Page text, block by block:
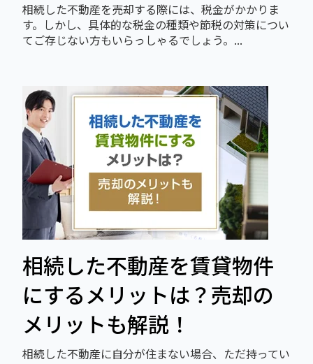
相続した不動産を売却する際には、税金がかかりま
す。しかし、具体的な税金の種類や節税の対策につい
てご存じない方もいらっしゃるでしょう。...
相続した不動産を賃貸物件
にするメリットは？売却の
メリットも解説！
相続した不動産に自分が住まない場合、ただ持ってい